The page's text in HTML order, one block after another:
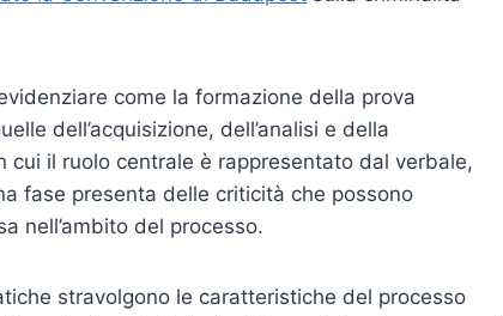
come la formazione della prova
dell’acquisizione, dell’analisi e della
il ruolo centrale è rappresentato dal verbale,
fase presenta delle criticità che possono
nell’ambito del processo.
stravolgono le caratteristiche del processo